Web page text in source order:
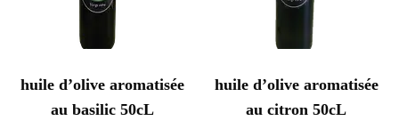
huile d’olive aromatisée
au basilic 50cL
huile d’olive aromatisée
au citron 50cL